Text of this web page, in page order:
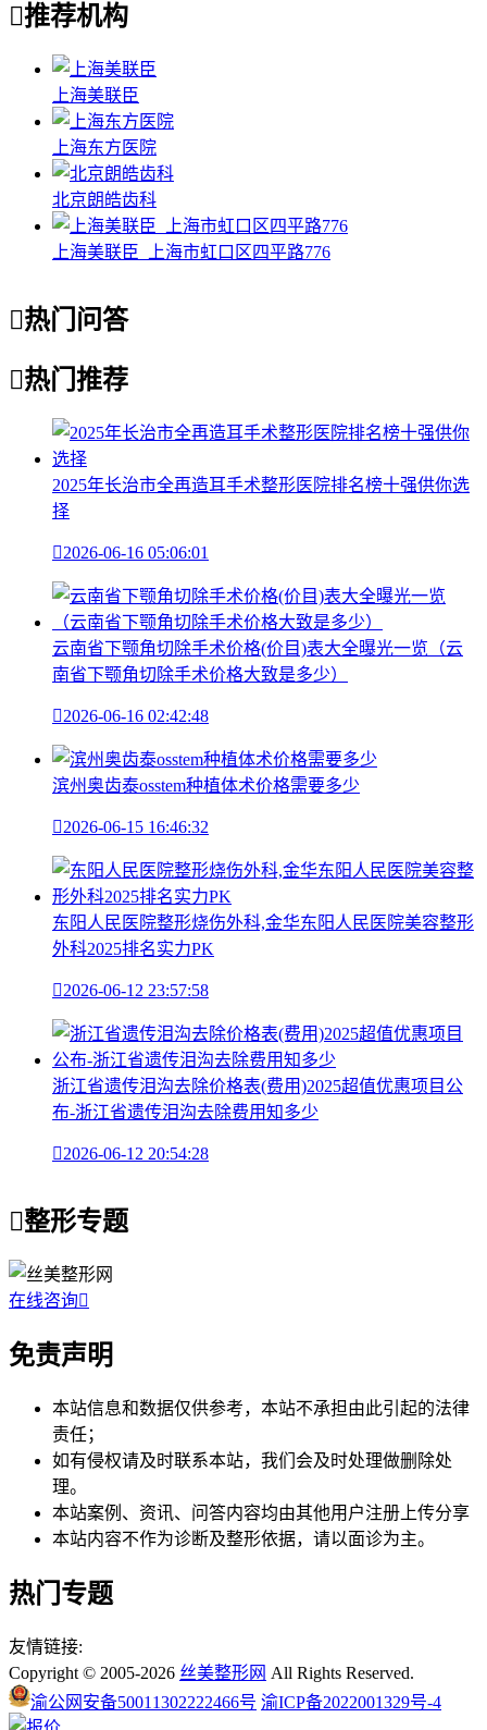
推荐机构
上海美联臣
上海东方医院
北京朗皓齿科
上海美联臣_上海市虹口区四平路776
热门问答
热门推荐
2025年长治市全再造耳手术整形医院排名榜十强供你选
择
2026-06-16 05:06:01
云南省下颚角切除手术价格(价目)表大全曝光一览（云
南省下颚角切除手术价格大致是多少）
2026-06-16 02:42:48
滨州奥齿泰osstem种植体术价格需要多少
2026-06-15 16:46:32
东阳人民医院整形烧伤外科,金华东阳人民医院美容整形
外科2025排名实力PK
2026-06-12 23:57:58
浙江省遗传泪沟去除价格表(费用)2025超值优惠项目公
布-浙江省遗传泪沟去除费用知多少
2026-06-12 20:54:28
整形专题
在线咨询
免责声明
本站信息和数据仅供参考，本站不承担由此引起的法律
责任；
如有侵权请及时联系本站，我们会及时处理做删除处
理。
本站案例、资讯、问答内容均由其他用户注册上传分享
本站内容不作为诊断及整形依据，请以面诊为主。
热门专题
友情链接:
Copyright © 2005-2026 丝美整形网 All Rights Reserved.
渝公网安备50011302222466号 渝ICP备2022001329号-4